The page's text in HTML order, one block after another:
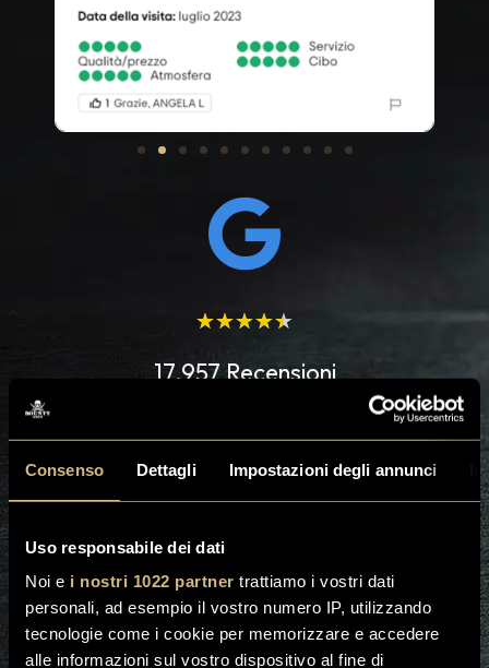
Consenso Dettagli Impostazioni degli annunci
Uso responsabile dei dati
Noi e i nostri 1022 partner trattiamo i vostri dati
personali, ad esempio il vostro numero IP, utilizzando
tecnologie come i cookie per memorizzare e accedere
alle informazioni sul vostro dispositivo al fine di
★★★★★
17.957 Recensioni